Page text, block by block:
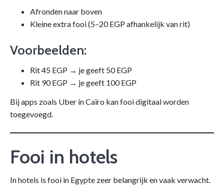
Afronden naar boven
Kleine extra fooi (5–20 EGP afhankelijk van rit)
Voorbeelden:
Rit 45 EGP → je geeft 50 EGP
Rit 90 EGP → je geeft 100 EGP
Bij apps zoals Uber in Caïro kan fooi digitaal worden
toegevoegd.
Fooi in hotels
In hotels is fooi in Egypte zeer belangrijk en vaak verwacht.